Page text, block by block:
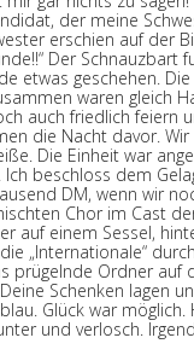
der meine
erschien auf der
Der Schnauzbart
etwas geschehen.
waren gleich
auch friedlich feiern
die Nacht davor.
Die Einheit war
beschloss dem
DM, wenn wir
Chor im Cast
auf einem Sessel,
„Internationale“
prügelnde Ordner auf
Schenken lagen
Glück war
und verlosch.